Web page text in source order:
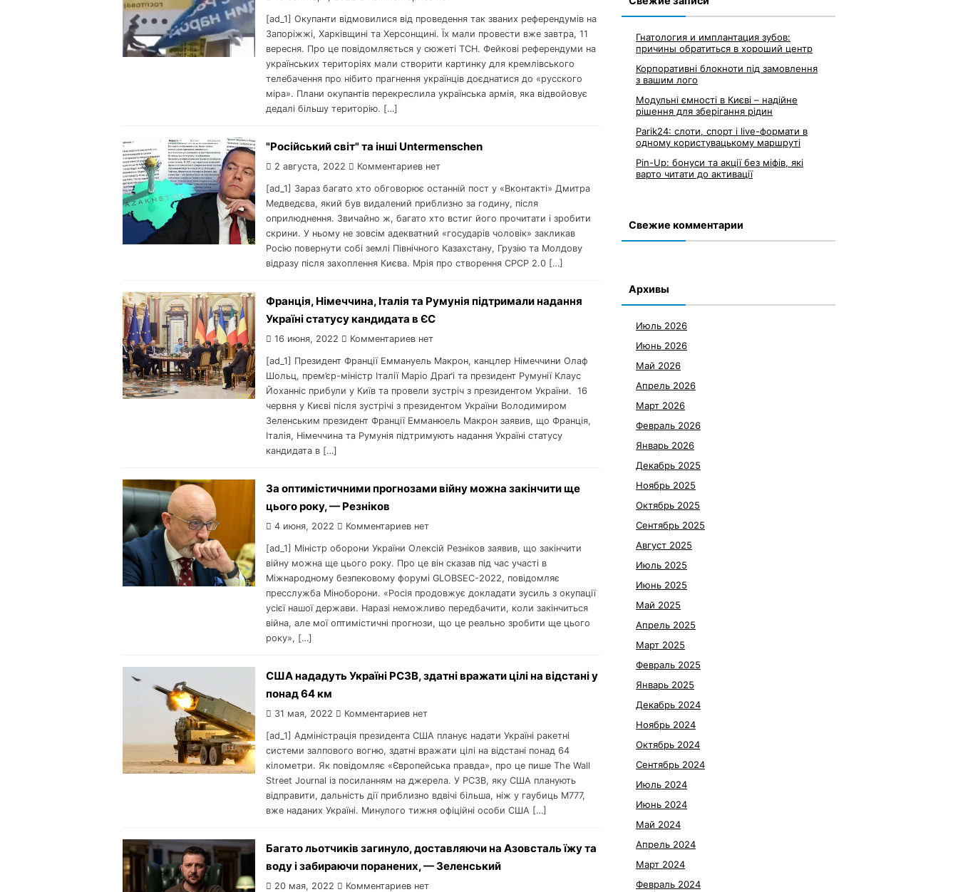
[ad_1] Окупанти відмовилися від проведення так званих референдумів на
Запоріжжі, Харківщині та Херсонщині. Їх мали провести вже завтра, 11
вересня. Про це повідомляється у сюжеті ТСН. Фейкові референдуми на
українських територіях мали створити картинку для кремлівського
телебачення про нібито прагнення українців доєднатися до «русского
міра». Плани окупантів перекреслила українська армія, яка відвойовує
дедалі більшу територію. […]
"Російський світ" та інші Untermenschen
2 августа, 2022 Комментариев нет
[ad_1] Зараз багато хто обговорює останній пост у «Вконтакті» Дмитра
Медведєва, який був видалений приблизно за годину, після
оприлюднення. Звичайно ж, багато хто встиг його прочитати і зробити
скрини. У ньому не зовсім адекватний «государів чоловік» закликав
Росію повернути собі землі Північного Казахстану, Грузію та Молдову
відразу після захоплення Києва. Мрія про створення СРСР 2.0 […]
Франція, Німеччина, Італія та Румунія підтримали надання
Україні статусу кандидата в ЄС
16 июня, 2022 Комментариев нет
[ad_1] Президент Франції Еммануель Макрон, канцлер Німеччини Олаф
Шольц, прем’єр-міністр Італії Маріо Драґі та президент Румунії Клаус
Йоханніс прибули у Київ та провели зустріч з президентом України. 16
червня у Києві після зустрічі з президентом України Володимиром
Зеленським президент Франції Емманюель Макрон заявив, що Франція,
Італія, Німеччина та Румунія підтримують надання Україні статусу
кандидата в […]
За оптимістичними прогнозами війну можна закінчити ще
цього року, — Резніков
4 июня, 2022 Комментариев нет
[ad_1] Міністр оборони України Олексій Резніков заявив, що закінчити
війну можна ще цього року. Про це він сказав під час участі в
Міжнародному безпековому форумі GLOBSEC-2022, повідомляє
пресслужба Міноборони. «Росія продовжує докладати зусиль з окупації
усієї нашої держави. Наразі неможливо передбачити, коли закінчиться
війна, але мої оптимістичні прогнози, що це реально зробити ще цього
року», […]
США нададуть Україні РСЗВ, здатні вражати цілі на відстані у
понад 64 км
31 мая, 2022 Комментариев нет
[ad_1] Адміністрація президента США планує надати Україні ракетні
системи залпового вогню, здатні вражати цілі на відстані понад 64
кілометри. Як повідомляє «Європейська правда», про це пише The Wall
Street Journal із посиланням на джерела. У РСЗВ, яку США планують
відправити, дальність дії приблизно вдвічі більша, ніж у гаубиць M777,
вже наданих Україні. Минулого тижня офіційні особи США […]
Багато льотчиків загинуло, доставляючи на Азовсталь їжу та
воду і забираючи поранених, — Зеленський
20 мая, 2022 Комментариев нет
Гнатология и имплантация зубов:
причины обратиться в хороший центр
Корпоративні блокноти під замовлення
з вашим лого
Модульні ємності в Києві – надійне
рішення для зберігання рідин
Parik24: слоти, спорт і live-формати в
одному користувацькому маршруті
Pin-Up: бонуси та акції без міфів, які
варто читати до активації
Свежие комментарии
Архивы
Июль 2026
Июнь 2026
Май 2026
Апрель 2026
Март 2026
Февраль 2026
Январь 2026
Декабрь 2025
Ноябрь 2025
Октябрь 2025
Сентябрь 2025
Август 2025
Июль 2025
Июнь 2025
Май 2025
Апрель 2025
Март 2025
Февраль 2025
Январь 2025
Декабрь 2024
Ноябрь 2024
Октябрь 2024
Сентябрь 2024
Июль 2024
Июнь 2024
Май 2024
Апрель 2024
Март 2024
Февраль 2024